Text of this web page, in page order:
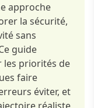
approche
la sécurité,
sans
guide
les priorités de
faire
éviter, et